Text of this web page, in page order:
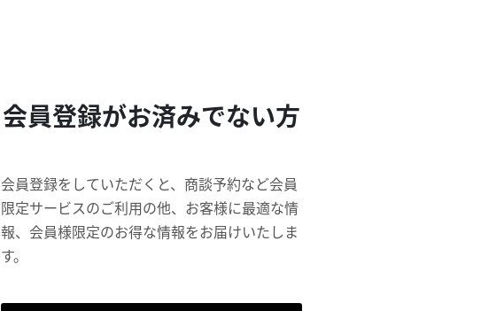
会員登録がお済みでない方
会員登録をしていただくと、商談予約など会員
限定サービスのご利用の他、お客様に最適な情
報、会員様限定のお得な情報をお届けいたしま
す。